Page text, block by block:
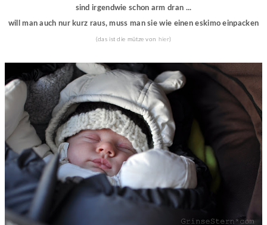
sind irgendwie schon arm dran ...
will man auch nur kurz raus, muss man sie wie einen eskimo einpacken
(das ist die mütze von hier)